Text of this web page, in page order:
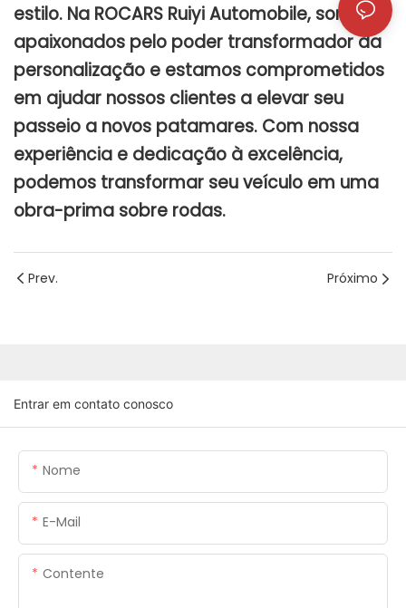
estilo. Na ROCARS Ruiyi Automobile, somos
apaixonados pelo poder transformador da
personalização e estamos comprometidos
em ajudar nossos clientes a elevar seu
passeio a novos patamares. Com nossa
experiência e dedicação à excelência,
podemos transformar seu veículo em uma
obra-prima sobre rodas.
Prev. Próximo
Entrar em contato conosco
Nome
E-Mail
Contente